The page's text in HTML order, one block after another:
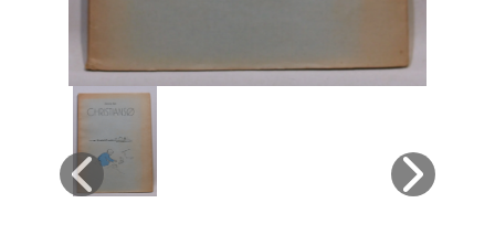
Hus / Have
Husdyr